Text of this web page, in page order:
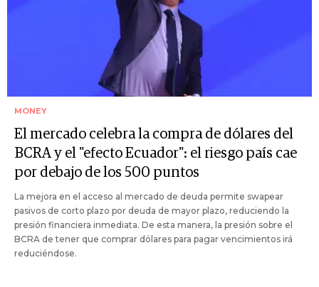
MONEY
El mercado celebra la compra de dólares del
BCRA y el "efecto Ecuador": el riesgo país cae
por debajo de los 500 puntos
La mejora en el acceso al mercado de deuda permite swapear
pasivos de corto plazo por deuda de mayor plazo, reduciendo la
presión financiera inmediata. De esta manera, la presión sobre el
BCRA de tener que comprar dólares para pagar vencimientos irá
reduciéndose.